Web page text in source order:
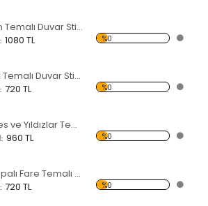
Balerin Temalı Duvar Sticker
1080 TL %0
Köpek Temalı Duvar Sticker
720 TL %0
Prenses ve Yıldızlar Temalı Duvar Sticker
960 TL %0
3'lü Sopalı Fare Temalı Duvar Sticker
720 TL %0